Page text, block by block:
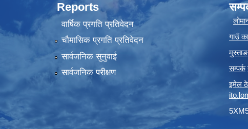
Reports
वार्षिक प्रगति प्रतिवेदन
चौमासिक प्रगति प्रतिवेदन
सार्वजनिक सुनुवाई
सार्वजनिक परीक्षण
गाउँ
मुस्ताङ
सम्पर्क
इमेल